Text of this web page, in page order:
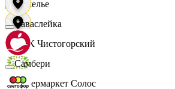
Сомелье
СПК Чистогорский
Супермаркет Солос
Саваслейка
Самбери